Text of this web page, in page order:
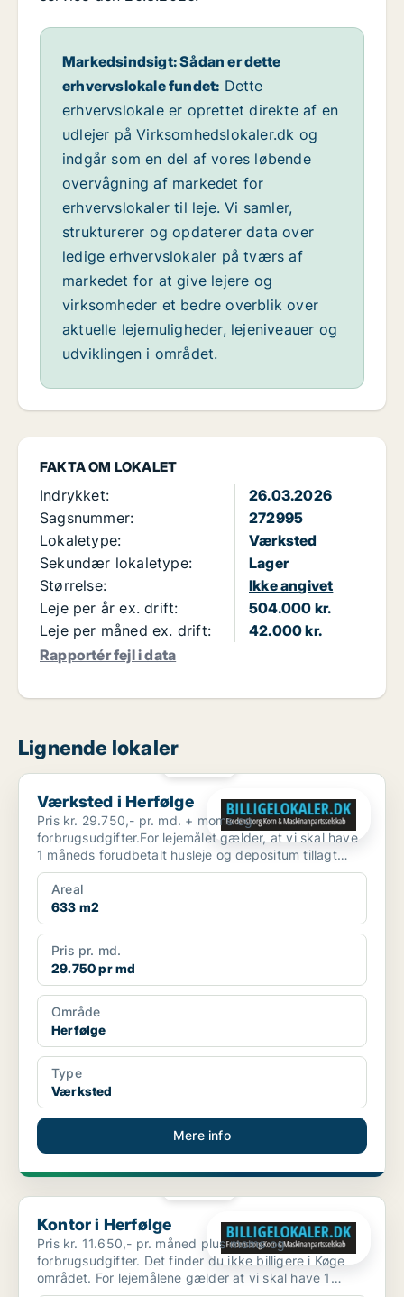
FAKTA OM LOKALET
Indrykket:
26.03.2026
Sagsnummer:
272995
Lokaletype:
Værksted
Sekundær lokaletype:
Lager
Størrelse:
Ikke angivet
Leje per år ex. drift:
504.000 kr.
Leje per måned ex. drift:
42.000 kr.
Rapportér fejl i data
Markedsindsigt: Sådan er dette
erhvervslokale fundet: Dette
erhvervslokale er oprettet direkte af en
udlejer på Virksomhedslokaler.dk og
indgår som en del af vores løbende
overvågning af markedet for
erhvervslokaler til leje. Vi samler,
strukturerer og opdaterer data over
ledige erhvervslokaler på tværs af
markedet for at give lejere og
virksomheder et bedre overblik over
aktuelle lejemuligheder, lejeniveauer og
udviklingen i området.
Lignende lokaler
Værksted i Herfølge
Værksted i Herfølge
Pris kr. 29.750,- pr. md. + moms og
forbrugsudgifter.For lejemålet gælder, at vi skal have
1 måneds forudbetalt husleje og depositum tillagt
moms. Lokalern...
Areal
633 m2
Pris pr. md.
29.750 pr md
Område
Herfølge
Type
Værksted
Mere info
Kontor i Herfølge
Kontor i Herfølge
Pris kr. 11.650,- pr. måned plus moms og
forbrugsudgifter. Det finder du ikke billigere i Køge
området. For lejemålene gælder at vi skal have 1